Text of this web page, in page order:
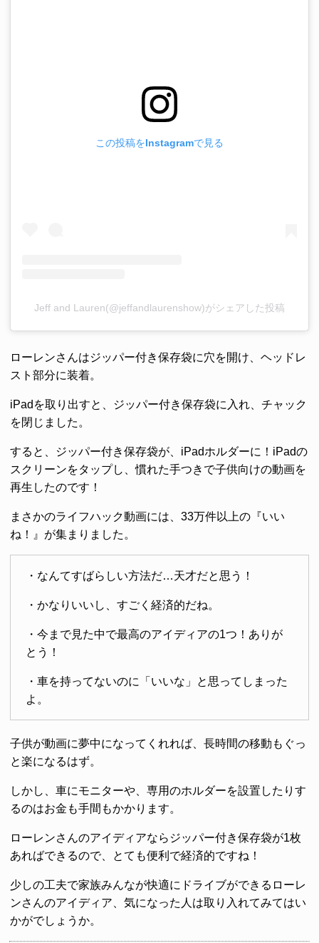
この投稿をInstagramで見る
Jeff and Lauren(@jeffandlaurenshow)がシェアした投稿
ローレンさんはジッパー付き保存袋に穴を開け、ヘッドレ
スト部分に装着。
iPadを取り出すと、ジッパー付き保存袋に入れ、チャック
を閉じました。
すると、ジッパー付き保存袋が、iPadホルダーに！iPadの
スクリーンをタップし、慣れた手つきで子供向けの動画を
再生したのです！
まさかのライフハック動画には、33万件以上の『いい
ね！』が集まりました。
・なんてすばらしい方法だ…天才だと思う！
・かなりいいし、すごく経済的だね。
・今まで見た中で最高のアイディアの1つ！ありが
とう！
・車を持ってないのに「いいな」と思ってしまった
よ。
子供が動画に夢中になってくれれば、長時間の移動もぐっ
と楽になるはず。
しかし、車にモニターや、専用のホルダーを設置したりす
るのはお金も手間もかかります。
ローレンさんのアイディアならジッパー付き保存袋が1枚
あればできるので、とても便利で経済的ですね！
少しの工夫で家族みんなが快適にドライブができるローレ
ンさんのアイディア、気になった人は取り入れてみてはい
かがでしょうか。